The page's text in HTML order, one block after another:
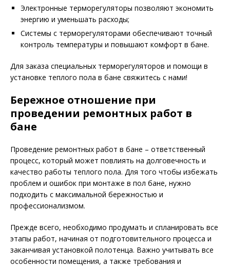
Электронные терморегуляторы позволяют экономить
энергию и уменьшать расходы;
Системы с терморегуляторами обеспечивают точный
контроль температуры и повышают комфорт в бане.
Для заказа специальных терморегуляторов и помощи в
установке теплого пола в бане свяжитесь с нами!
Бережное отношение при
проведении ремонтных работ в
бане
Проведение ремонтных работ в бане – ответственный
процесс, который может повлиять на долговечность и
качество работы теплого пола. Для того чтобы избежать
проблем и ошибок при монтаже в пол бане, нужно
подходить с максимальной бережностью и
профессионализмом.
Прежде всего, необходимо продумать и спланировать все
этапы работ, начиная от подготовительного процесса и
заканчивая установкой полотенца. Важно учитывать все
особенности помещения, а также требования и